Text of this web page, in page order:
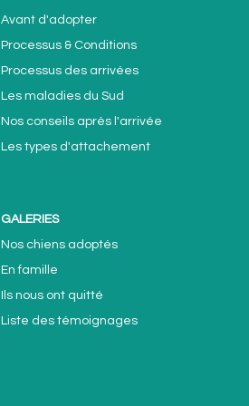
Avant d'adopter
Processus & Conditions
Processus des arrivées
Les maladies du Sud
Nos conseils après l'arrivée
Les types d'attachement
GALERIES
Nos chiens adoptés
En famille
Ils nous ont quitté
Liste des témoignages